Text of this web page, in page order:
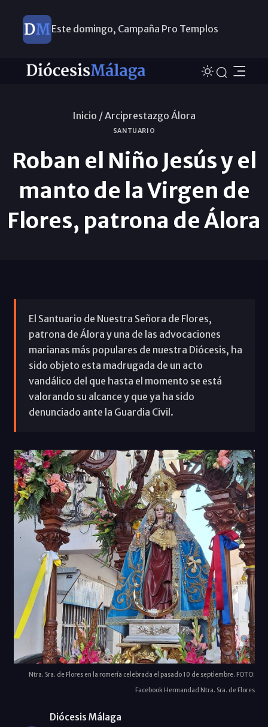
Este domingo, Campaña Pro Templos
Inicio /Arciprestazgo Álora
SANTUARIO
Roban el Niño Jesús y el
manto de la Virgen de
Flores, patrona de Álora
El Santuario de Nuestra Señora de Flores,
patrona de Álora y una de las advocaciones
marianas más populares de nuestra Diócesis, ha
sido objeto esta madrugada de un acto
vandálico del que hasta el momento se está
valorando su alcance y que ya ha sido
denunciado ante la Guardia Civil.
Ntra. Sra. de Flores en la romería celebrada el pasado 10 de septiembre. FOTO:
Facebook Hermandad Ntra. Sra. de Flores
Diócesis Málaga